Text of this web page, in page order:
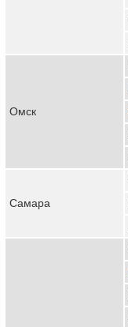
Омск
Самара